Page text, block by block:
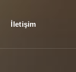
İletişim